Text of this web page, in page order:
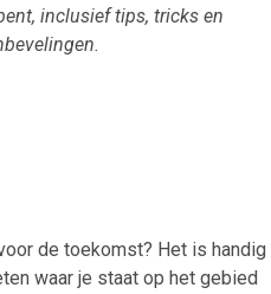
inclusief tips, tricks en
de toekomst? Het is handig
waar je staat op het gebied